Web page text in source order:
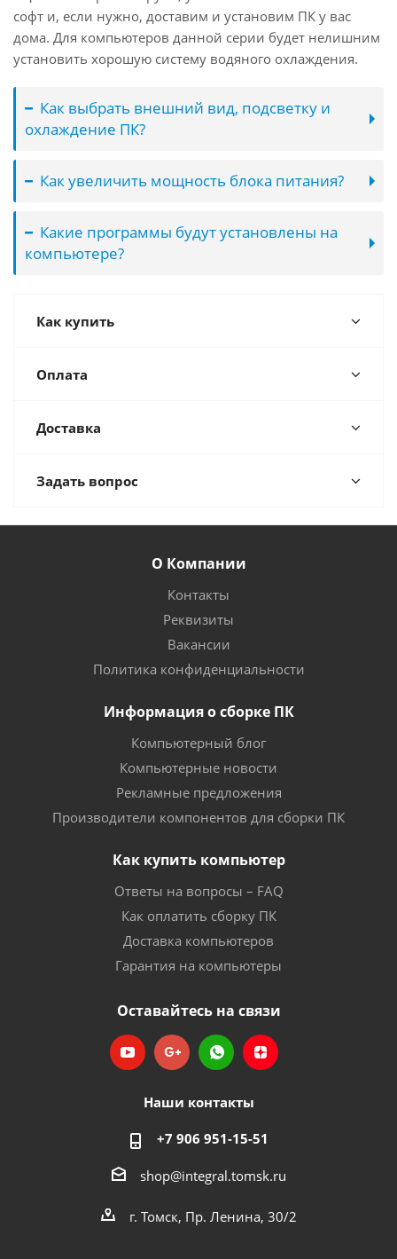
софт и, если нужно, доставим и установим ПК у вас
дома. Для компьютеров данной серии будет нелишним
установить хорошую систему водяного охлаждения.
Как выбрать внешний вид, подсветку и
охлаждение ПК?
Как увеличить мощность блока питания?
Какие программы будут установлены на
компьютере?
Как купить
Оплата
Доставка
Задать вопрос
О Компании
Контакты
Реквизиты
Вакансии
Политика конфиденциальности
Информация о сборке ПК
Компьютерный блог
Компьютерные новости
Рекламные предложения
Производители компонентов для сборки ПК
Как купить компьютер
Ответы на вопросы – FAQ
Как оплатить сборку ПК
Доставка компьютеров
Гарантия на компьютеры
Оставайтесь на связи
Наши контакты
+7 906 951-15-51
shop@integral.tomsk.ru
г. Томск, Пр. Ленина, 30/2